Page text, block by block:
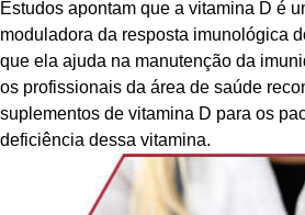
alguns exemplos de tecidos que se
vitamina D para o corpo.
Estudos apontam que a vitamina D é
moduladora da resposta imunológica
que ela ajuda na manutenção da
os profissionais da área de saúde
suplementos de vitamina D para os
deficiência dessa
vitamina